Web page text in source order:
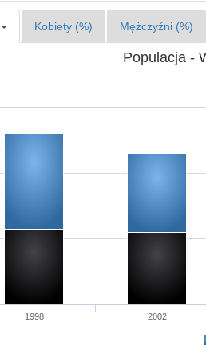
Kobiety (%) Mężczyźni (%)
Populacja -
1998 2002